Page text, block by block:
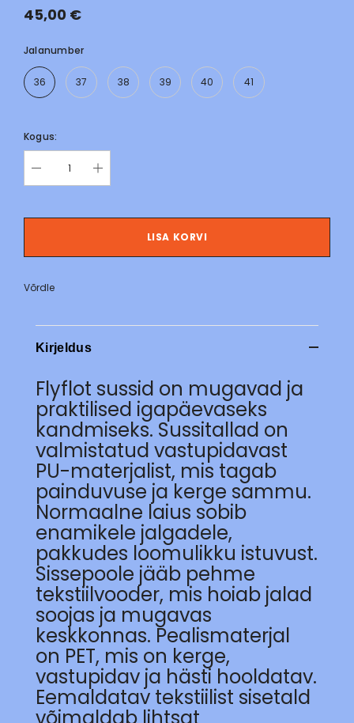
45,00 €
Jalanumber
36 37 38 39 40 41
Kogus:
LISA KORVI
Võrdle
Kirjeldus
Flyflot sussid on mugavad ja
praktilised igapäevaseks
kandmiseks. Sussitallad on
valmistatud vastupidavast
PU-materjalist, mis tagab
painduvuse ja kerge sammu.
Normaalne laius sobib
enamikele jalgadele,
pakkudes loomulikku istuvust.
Sissepoole jääb pehme
tekstiilvooder, mis hoiab jalad
soojas ja mugavas
keskkonnas. Pealismaterjal
on PET, mis on kerge,
vastupidav ja hästi hooldatav.
Eemaldatav tekstiilist sisetald
võimaldab lihtsat